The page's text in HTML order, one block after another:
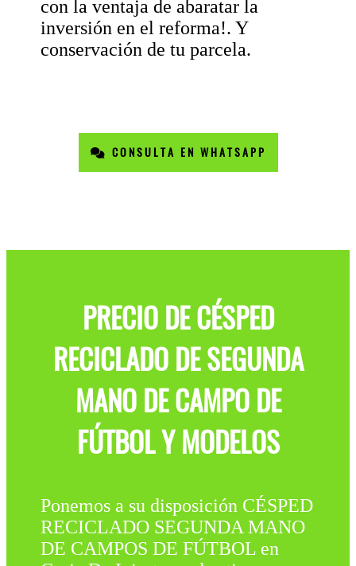
con la ventaja de abaratar la
inversión en el reforma!. Y
conservación de tu parcela.
CONSULTA EN WHATSAPP
PRECIO DE CÉSPED
RECICLADO DE SEGUNDA
MANO DE CAMPO DE
FÚTBOL Y MODELOS
Ponemos a su disposición CÉSPED
RECICLADO SEGUNDA MANO
DE CAMPOS DE FÚTBOL en